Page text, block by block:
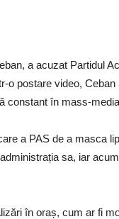
a acuzat Partidul
postare video,
constant în mass-
a PAS de a masca
sa, iar
în oraș, cum ar fi